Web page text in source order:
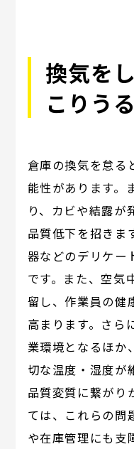
換気を
こりう
倉庫の換気を怠る
能性があります。
り、カビや結露が
品質低下を招きま
器などのデリケー
です。また、空気
留し、作業員の健
高まります。さら
業環境となるほか
切な温度・湿度が
品質変質に繋がり
ては、これらの問
や在庫管理にも支